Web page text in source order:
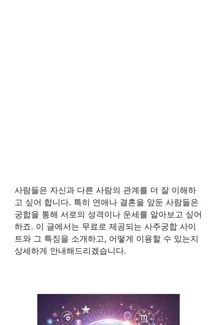
사람들은 자신과 다른 사람의 관계를 더 잘 이해하
고 싶어 합니다. 특히 연애나 결혼을 앞둔 사람들은
궁합을 통해 서로의 성격이나 운세를 알아보고 싶어
하죠. 이 글에서는 무료로 제공되는 사주궁합 사이
트와 그 특징을 소개하고, 어떻게 이용할 수 있는지
상세하게 안내해드리겠습니다.